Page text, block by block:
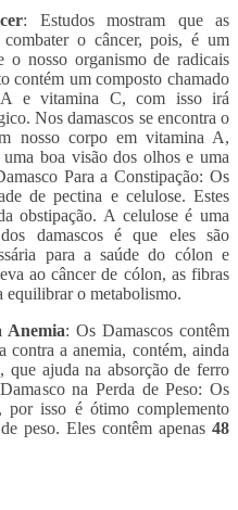
: Estudos mostram que as
combater o câncer, pois, é um
o nosso organismo de radicais
contém um composto chamado
e vitamina C, com isso irá
Nos damascos se encontra o
nosso corpo em vitamina A,
boa visão dos olhos e uma
Para a Constipação: Os
de pectina e celulose. Estes
obstipação. A celulose é uma
damascos é que eles são
para a saúde do cólon e
ao câncer de cólon, as fibras
equilibrar o metabolismo.
Anemia: Os Damascos contêm
contra a anemia, contém, ainda
que ajuda na absorção de ferro
na Perda de Peso: Os
por isso é ótimo complemento
peso. Eles contêm apenas 48